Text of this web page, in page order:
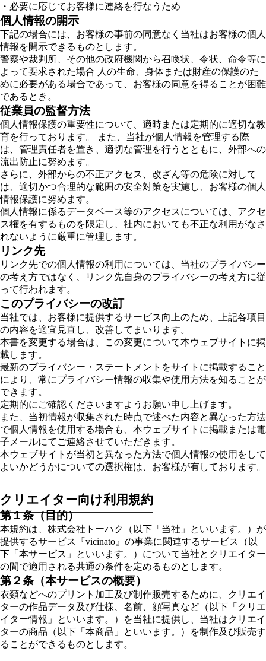
・必要に応じてお客様に連絡を行なうため
個人情報の開示
下記の場合には、お客様の事前の同意なく当社はお客様の個人
情報を開示できるものとします。
警察や裁判所、その他の政府機関から召喚状、令状、命令等に
よって要求された場合 人の生命、身体または財産の保護のた
めに必要がある場合であって、お客様の同意を得ることが困難
であるとき。
従業員の監督方法
個人情報保護の重要性について、適時または定期的に適切な教
育を行っております。 また、当社が個人情報を管理する際
は、管理責任者を置き、適切な管理を行うとともに、外部への
流出防止に努めます。
さらに、外部からの不正アクセス、改ざん等の危険に対して
は、適切かつ合理的な範囲の安全対策を実施し、お客様の個人
情報保護に努めます。
個人情報に係るデータベース等のアクセスについては、アクセ
ス権を有するものを限定し、社内においても不正な利用がなさ
れないように厳重に管理します。
リンク先
リンク先での個人情報の利用については、当社のプライバシー
の考え方ではなく、リンク先自身のプライバシーの考え方に従
って行われます。
このプライバシーの改訂
当社では、お客様に提供するサービス向上のため、上記各項目
の内容を適宜見直し、改善してまいります。
本書を変更する場合は、この変更について本ウェブサイトに掲
載します。
最新のプライバシー・ステートメントをサイトに掲載すること
により、常にプライバシー情報の収集や使用方法を知ることが
できます。
定期的にご確認くださいますようお願い申し上げます。
また、当初情報が収集された時点で述べた内容と異なった方法
で個人情報を使用する場合も、本ウェブサイトに掲載または電
子メールにてご連絡させていただきます。
本ウェブサイトが当初と異なった方法で個人情報の使用をして
よいかどうかについての選択権は、お客様が有しております。
クリエイター向け利用規約
第１条（目的）
本規約は、株式会社トーハク（以下「当社」といいます。）が
提供するサービス『vicinato』の事業に関連するサービス（以
下「本サービス」といいます。）について当社とクリエイター
の間で適用される共通の条件を定めるものとします。
第２条（本サービスの概要）
衣類などへのプリント加工及び制作販売するために、クリエイ
ターの作品データ及び仕様、名前、顔写真など（以下「クリエ
イター情報」といいます。）を当社に提供し、当社はクリエイ
ターの商品（以下「本商品」といいます。）を制作及び販売す
ることができるものとします。